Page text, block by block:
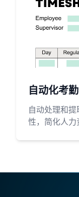
自动化考
自动处理和
性，简化人力